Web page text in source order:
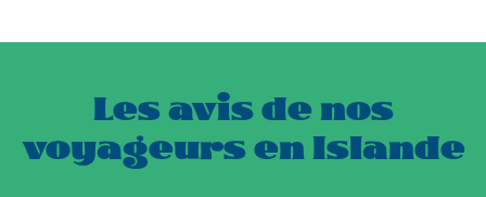
Les avis de nos
voyageurs en Islande